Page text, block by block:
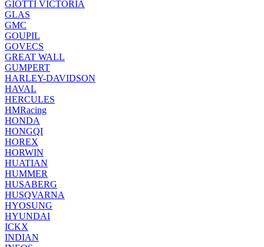
GIOTTI VICTORIA
GLAS
GMC
GOUPIL
GOVECS
GREAT WALL
GUMPERT
HARLEY-DAVIDSON
HAVAL
HERCULES
HMRacing
HONDA
HONGQI
HOREX
HORWIN
HUATIAN
HUMMER
HUSABERG
HUSQVARNA
HYOSUNG
HYUNDAI
ICKX
INDIAN